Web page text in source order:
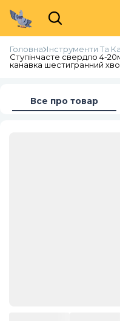
Головна Інструменти Та
Ступінчасте свердло 4-
канавка шестигранний
Все про товар